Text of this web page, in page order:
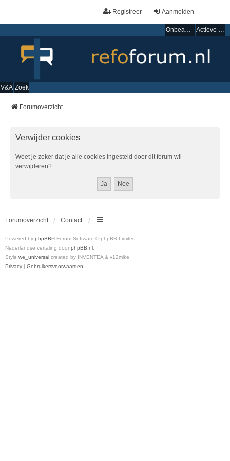
Aanmelden
Registreer
Onbeantwoorde onderwerpen Actieve onderwerpen
V&A Zoek
Forumoverzicht
Verwijder cookies
Weet je zeker dat je alle cookies ingesteld door dit forum wil
verwijderen?
Forumoverzicht Contact
Powered by phpBB® Forum Software © phpBB Limited
Nederlandse vertaling door phpBB.nl
Style we_universal created by INVENTEA & v12mike
Privacy | Gebruikersvoorwaarden